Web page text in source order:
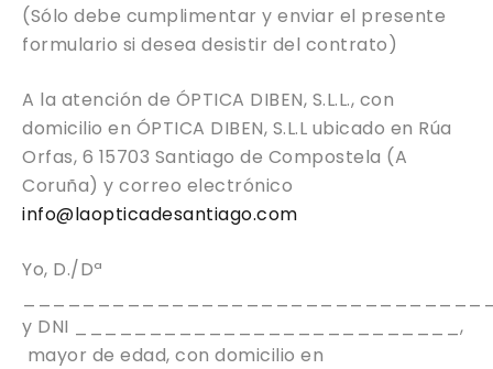
(Sólo debe cumplimentar y enviar el presente
formulario si desea desistir del contrato)
A la atención de ÓPTICA DIBEN, S.L.L., con
domicilio en ÓPTICA DIBEN, S.L.L ubicado en Rúa
Orfas, 6 15703 Santiago de Compostela (A
Coruña) y correo electrónico
info@laopticadesantiago.com
Yo, D./Dª
y DNI __________________________,
mayor de edad, con domicilio en